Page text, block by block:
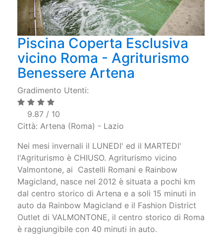
Piscina Coperta Esclusiva
vicino Roma - Agriturismo
Benessere Artena
Gradimento Utenti:
9.87 / 10
Città: Artena (Roma) - Lazio
Nei mesi invernali il LUNEDI' ed il MARTEDI'
l'Agriturismo è CHIUSO. Agriturismo vicino
Valmontone, ai Castelli Romani e Rainbow
Magicland, nasce nel 2012 è situata a pochi km
dal centro storico di Artena e a soli 15 minuti in
auto da Rainbow Magicland e il Fashion District
Outlet di VALMONTONE, il centro storico di Roma
è raggiungibile con 40 minuti in auto.